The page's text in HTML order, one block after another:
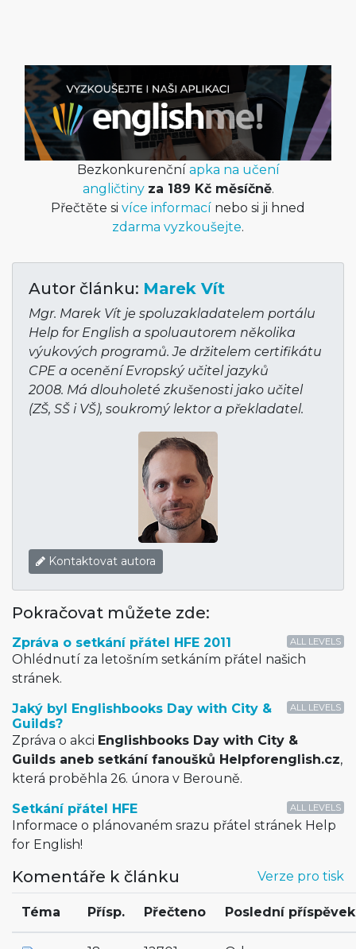
Bezkonkurenční apka na učení
angličtiny za 189 Kč měsíčně.
Přečtěte si více informací nebo si ji hned
zdarma vyzkoušejte.
Autor článku: Marek Vít
Mgr. Marek Vít je spoluzakladatelem portálu
Help for English a spoluautorem několika
výukových programů. Je držitelem certifikátu
CPE a ocenění Evropský učitel jazyků
2008. Má dlouholeté zkušenosti jako učitel
(ZŠ, SŠ i VŠ), soukromý lektor a překladatel.
Kontaktovat autora
Pokračovat můžete zde:
ALL LEVELS
Zpráva o setkání přátel HFE 2011
Ohlédnutí za letošním setkáním přátel našich
stránek.
ALL LEVELS
Jaký byl Englishbooks Day with City &
Guilds?
Zpráva o akci Englishbooks Day with City &
Guilds aneb setkání fanoušků Helpforenglish.cz,
která proběhla 26. února v Berouně.
ALL LEVELS
Setkání přátel HFE
Informace o plánovaném srazu přátel stránek Help
for English!
Verze pro tisk
Komentáře k článku
Téma Přísp. Přečteno Poslední příspěvek